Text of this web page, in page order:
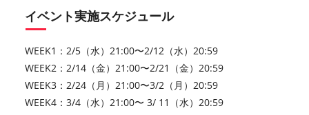
イベント実施スケジュール
WEEK1：2/5（水）21:00〜2/12（水）20:59
WEEK2：2/14（金）21:00〜2/21（金）20:59
WEEK3：2/24（月）21:00〜3/2（月）20:59
WEEK4：3/4（水）21:00〜 3/ 11（水）20:59